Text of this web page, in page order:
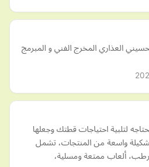
العذاري المخرج الفني و المبرمج
لتلبية احتياجات قطتك وجعلها
واسعة من المنتجات، تشمل
ألعاب ممتعة ومسلية،